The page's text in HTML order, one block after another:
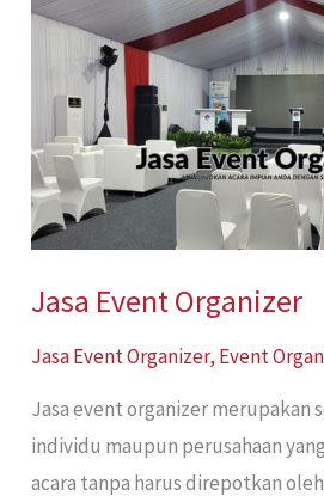
Jasa Event Organizer
Jasa Event Organizer, Event
Jasa event organizer merupakan
individu maupun perusahaan
acara tanpa harus direpotkan
Event
Organizer